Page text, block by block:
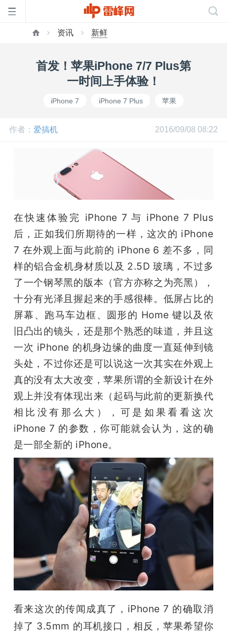
开
活
动
中
心
GAIR
专
爱
机
资讯 新鲜
首发！苹果iPhone 7/7 Plus第
一时间上手体验！
iPhone 7 iPhone 7 Plus 苹果
作者： 爱搞机 2016/09/08 08:22
在快速体验完 iPhone 7 与 iPhone 7 Plus
后，正如我们所期待的一样，这次的 iPhone
7 在外观上面与此前的 iPhone 6 差不多，同
样的铝合金机身材质以及 2.5D 玻璃，不过多
了一个钢琴黑的版本（官方亦称之为亮黑），
十分有光泽且握起来的手感很棒。低屏占比的
屏幕、跑马车边框、圆形的 Home 键以及依
旧凸出的镜头，还是那个熟悉的味道，并且这
一次 iPhone 的机身边缘的曲度一直延伸到镜
头处，不过你还是可以说这一次其实在外观上
真的没有太大改变，苹果所谓的全新设计在外
观上并没有体现出来（起码与此前的更新换代
相比没有那么大），可是如果看看这次
iPhone 7 的参数，你可能就会认为，这的确
是一部全新的 iPhone。
看来这次的传闻成真了，iPhone 7 的确取消
掉了 3.5mm 的耳机接口，相反，苹果希望你